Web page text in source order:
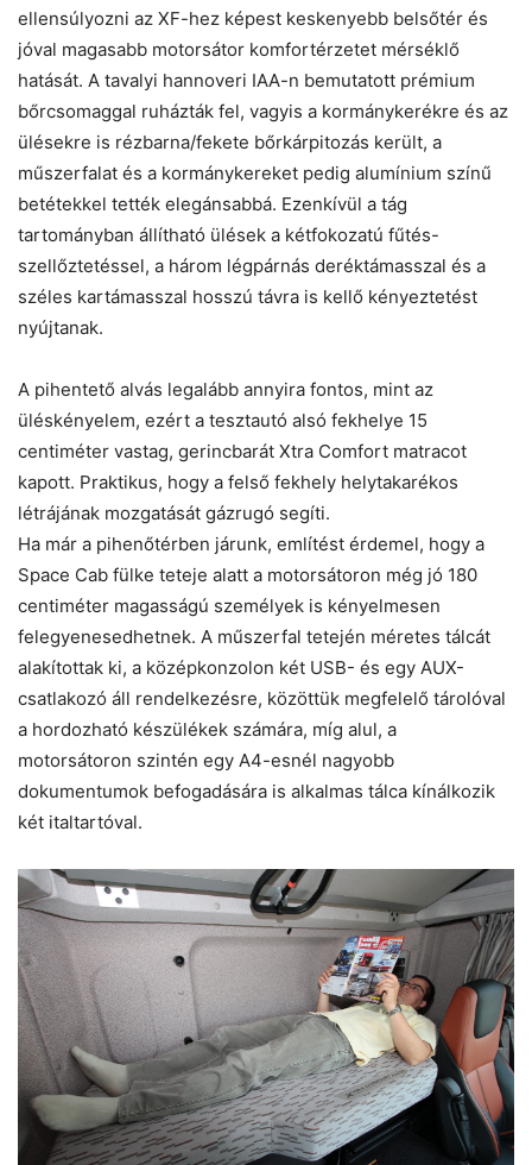
ellensúlyozni az XF-hez képest keskenyebb belsőtér és
jóval magasabb motorsátor komfortérzetet mérséklő
hatását. A tavalyi hannoveri IAA-n bemutatott prémium
bőrcsomaggal ruházták fel, vagyis a kormánykerékre és az
ülésekre is rézbarna/fekete bőrkárpitozás került, a
műszerfalat és a kormánykereket pedig alumínium színű
betétekkel tették elegánsabbá. Ezenkívül a tág
tartományban állítható ülések a kétfokozatú fűtés-
szellőztetéssel, a három légpárnás deréktámasszal és a
széles kartámasszal hosszú távra is kellő kényeztetést
nyújtanak.
A pihentető alvás legalább annyira fontos, mint az
üléskényelem, ezért a tesztautó alsó fekhelye 15
centiméter vastag, gerincbarát Xtra Comfort matracot
kapott. Praktikus, hogy a felső fekhely helytakarékos
létrájának mozgatását gázrugó segíti.
Ha már a pihenőtérben járunk, említést érdemel, hogy a
Space Cab fülke teteje alatt a motorsátoron még jó 180
centiméter magasságú személyek is kényelmesen
felegyenesedhetnek. A műszerfal tetején méretes tálcát
alakítottak ki, a középkonzolon két USB- és egy AUX-
csatlakozó áll rendelkezésre, közöttük megfelelő tárolóval
a hordozható készülékek számára, míg alul, a
motorsátoron szintén egy A4-esnél nagyobb
dokumentumok befogadására is alkalmas tálca kínálkozik
két italtartóval.